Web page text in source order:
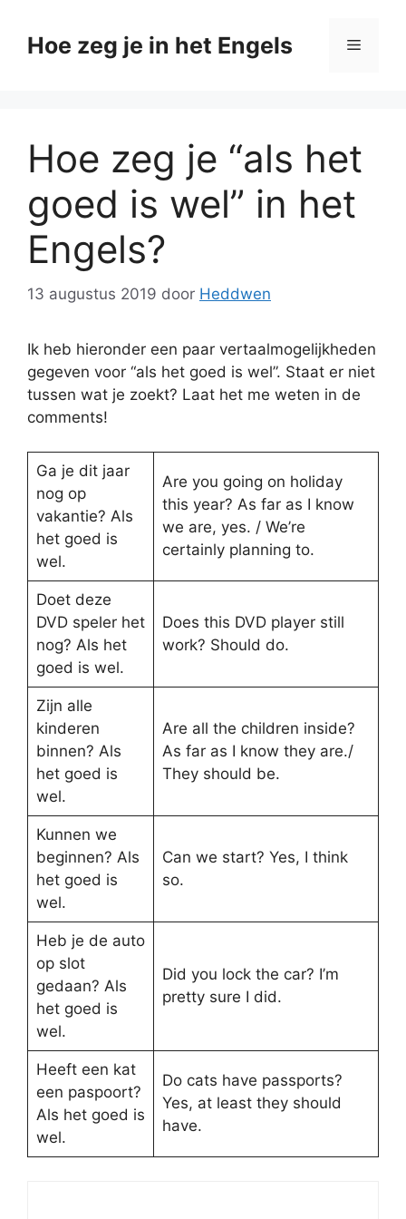
naarHoe zeg je in het Engels Menu
Hoe zeg je “als het
goed is wel” in het
Engels?
13 augustus 2019 door Heddwen
Ik heb hieronder een paar vertaalmogelijkheden
gegeven voor “als het goed is wel”. Staat er niet
tussen wat je zoekt? Laat het me weten in de
comments!
Ga je dit jaar
nog op
vakantie? Als
het goed is
wel.
Are you going on holiday
this year? As far as I know
we are, yes. / We’re
certainly planning to.
Doet deze
DVD speler het
nog? Als het
goed is wel.
Does this DVD player still
work? Should do.
Zijn alle
kinderen
binnen? Als
het goed is
wel.
Are all the children inside?
As far as I know they are./
They should be.
Kunnen we
beginnen? Als
het goed is
wel.
Can we start? Yes, I think
so.
Heb je de auto
op slot
gedaan? Als
het goed is
wel.
Did you lock the car? I’m
pretty sure I did.
Heeft een kat
een paspoort?
Als het goed is
wel.
Do cats have passports?
Yes, at least they should
have.